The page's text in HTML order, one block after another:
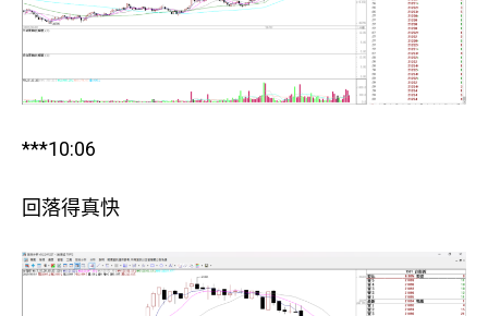
***10:06
回落得真快